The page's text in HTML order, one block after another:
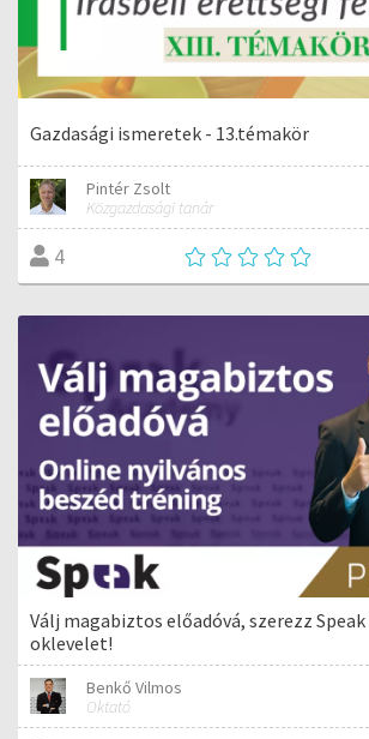
Gazdasági ismeretek - 13.témakör
Pintér Zsolt
Közgazdasági tanár
4
Válj magabiztos előadóvá, szerezz Speak
oklevelet!
Benkő Vilmos
Oktató